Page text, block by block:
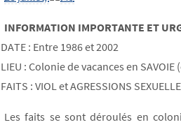
INFORMATION IMPORTANTE ET
DATE : Entre 1986 et 2002
LIEU : Colonie de vacances en
FAITS : VIOL et AGRESSIONS
Les faits se sont déroulés en